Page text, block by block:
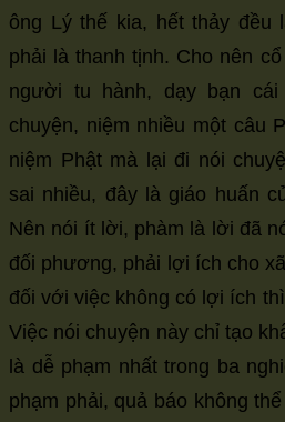
ông Lý thế kia, hết thảy đều
phải là thanh tịnh. Cho nên
người tu hành, dạy bạn
chuyện, niệm nhiều một câu
niệm Phật mà lại đi nói
sai nhiều, đây là giáo huấn
Nên nói ít lời, phàm là lời đã
đối phương, phải lợi ích cho
đối với việc không có lợi ích
Việc nói chuyện này chỉ tạo
là dễ phạm nhất trong ba
phạm phải, quả báo không